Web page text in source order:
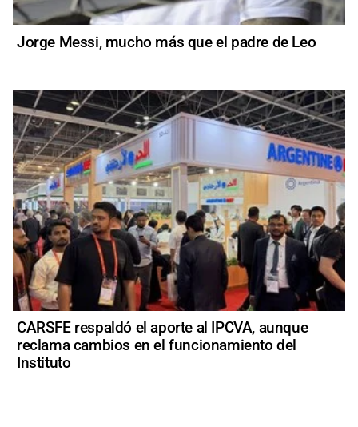
Jorge Messi, mucho más que el padre de Leo
CARSFE respaldó el aporte al IPCVA, aunque
reclama cambios en el funcionamiento del
Instituto